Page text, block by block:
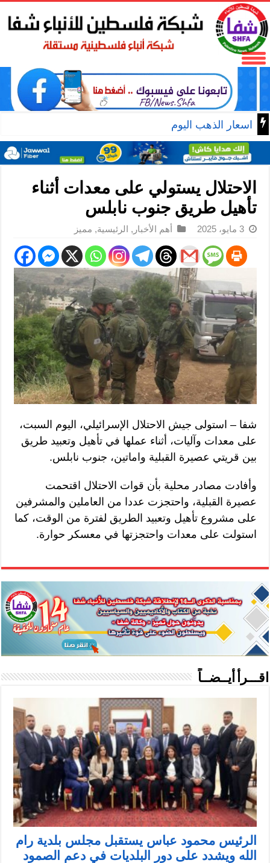
اسعار الذهب اليوم
الاحتلال يستولي على معدات أثناء
تأهيل طريق جنوب نابلس
3 مايو، 2025 أهم الأخبار , الرئيسية, مميز
شفا – استولى جيش الاحتلال الإسرائيلي، اليوم السبت،
على معدات وآليات، أثناء عملها في تأهيل وتعبيد طريق
بين قريتي عصيرة القبلية واماتين، جنوب نابلس.
وأفادت مصادر محلية بأن قوات الاحتلال اقتحمت
عصيرة القبلية، واحتجزت عددا من العاملين والمشرفين
على مشروع تأهيل وتعبيد الطريق لفترة من الوقت، كما
استولت على معدات واحتجزتها في معسكر حوارة.
اقـــرأ أيــضــاً
الرئيس محمود عباس يستقبل مجلس بلدية رام
الله ويشدد على دور البلديات في دعم الصمود